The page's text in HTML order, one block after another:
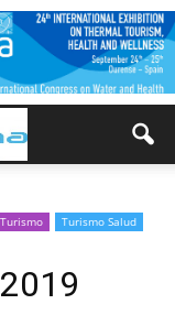
Turismo
Turismo Salud